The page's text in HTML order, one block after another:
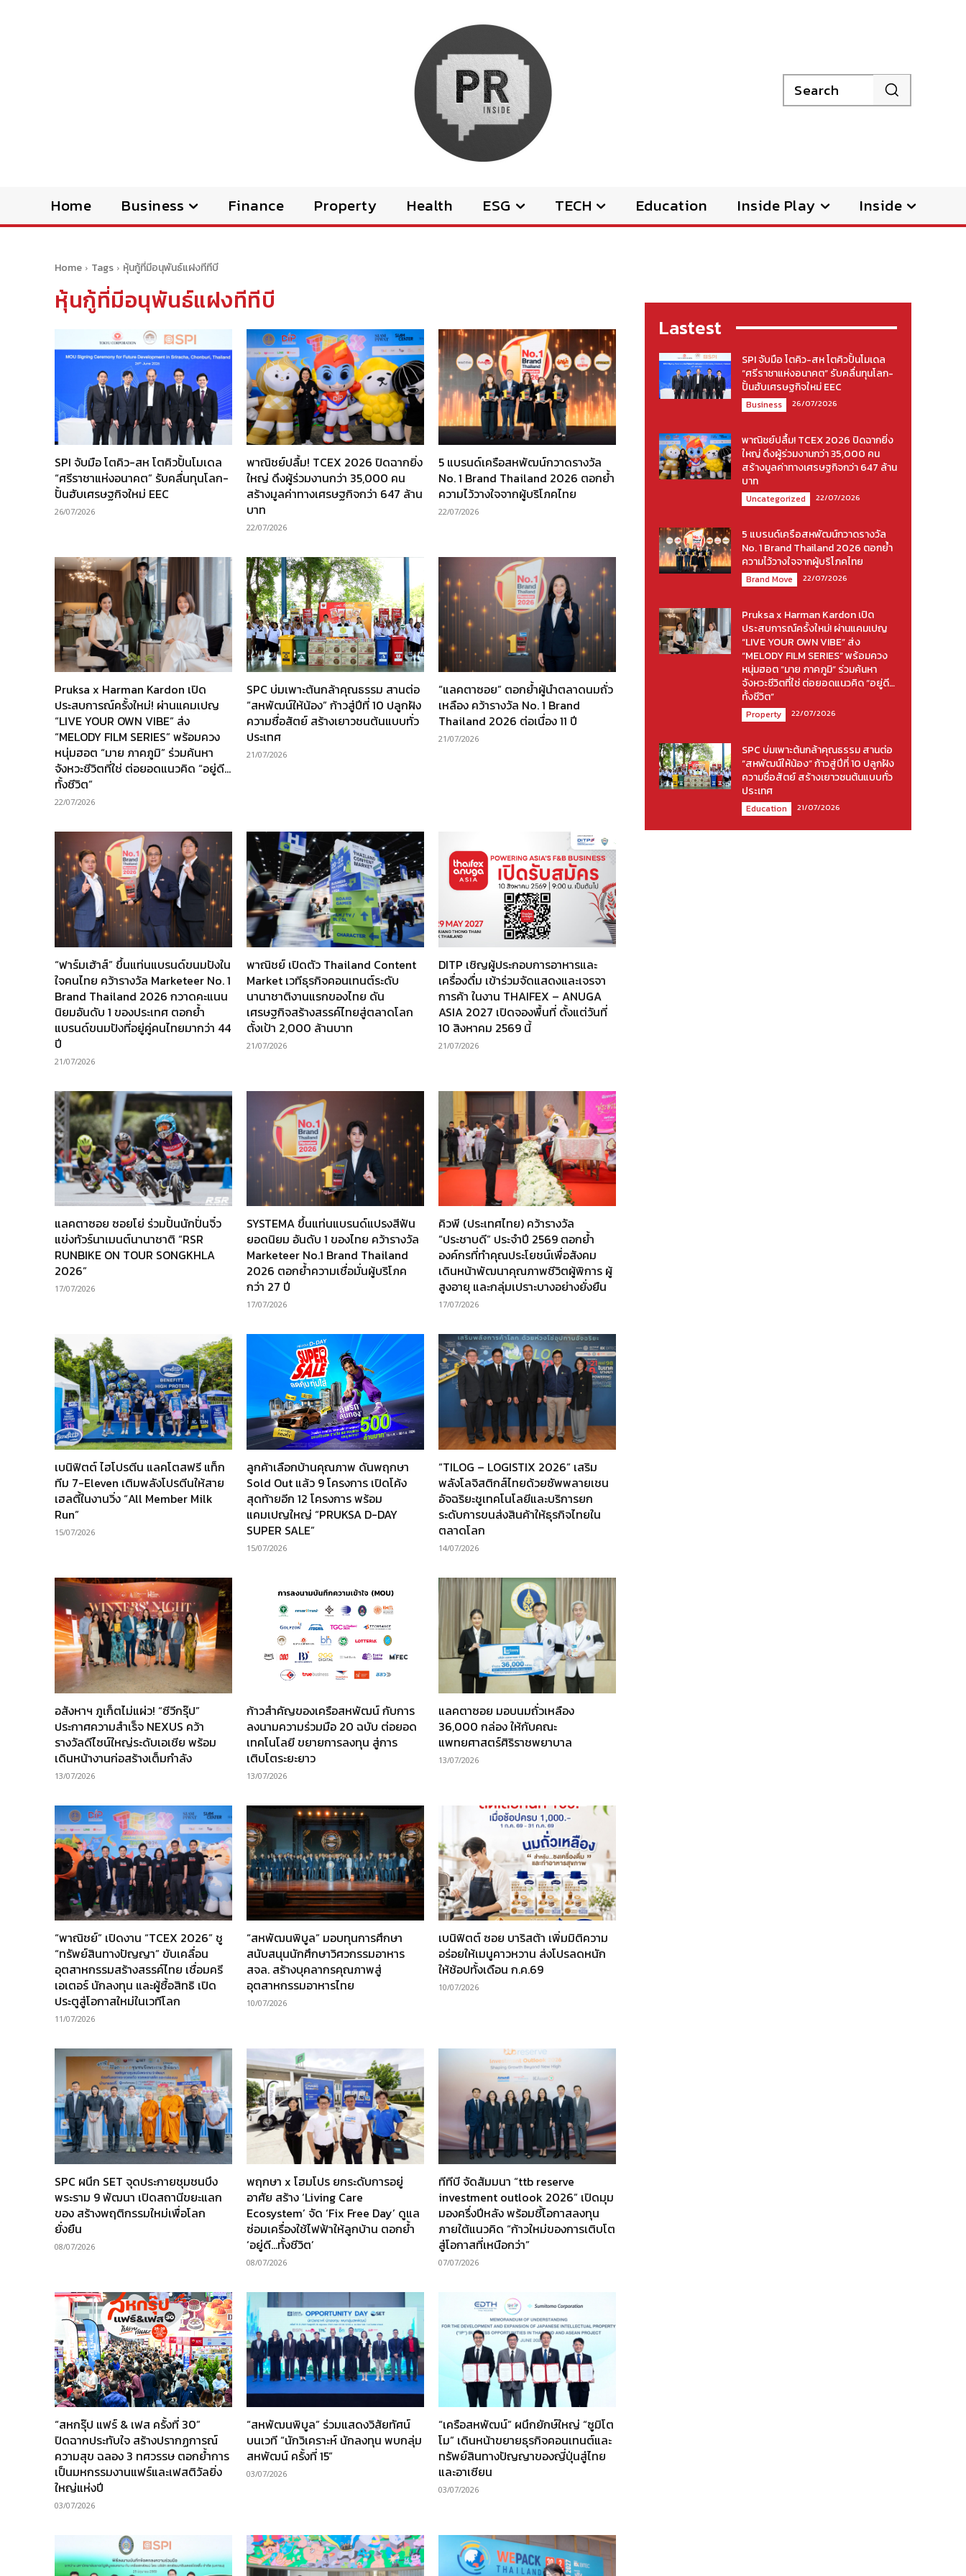
Search
Home Business Finance Property Health ESG TECH Education Inside Play Inside
Home Tags หุ้นกู้ที่มีอนุพันธ์แฝงทีทีบี
หุ้นกู้ที่มีอนุพันธ์แฝงทีทีบี
SPI จับมือ โตคิว-สห โตคิวปั้นโมเดล
“ศรีราชาแห่งอนาคต” รับคลื่นทุนโลก-
ปั้นฮับเศรษฐกิจใหม่ EEC
26/07/2026
พาณิชย์ปลื้ม! TCEX 2026 ปิดฉากยิ่ง
ใหญ่ ดึงผู้ร่วมงานกว่า 35,000 คน
สร้างมูลค่าทางเศรษฐกิจกว่า 647 ล้าน
บาท
22/07/2026
5 แบรนด์เครือสหพัฒน์กวาดรางวัล
No. 1 Brand Thailand 2026 ตอกย้ำ
ความไว้วางใจจากผู้บริโภคไทย
22/07/2026
Pruksa x Harman Kardon เปิด
ประสบการณ์ครั้งใหม่! ผ่านแคมเปญ
“LIVE YOUR OWN VIBE” ส่ง
“MELODY FILM SERIES” พร้อมควง
หนุ่มฮอต “มาย ภาคภูมิ” ร่วมค้นหา
จังหวะชีวิตที่ใช่ ต่อยอดแนวคิด “อยู่ดี…
ทั้งชีวิต”
22/07/2026
SPC บ่มเพาะต้นกล้าคุณธรรม สานต่อ
“สหพัฒน์ให้น้อง” ก้าวสู่ปีที่ 10 ปลูกฝัง
ความซื่อสัตย์ สร้างเยาวชนต้นแบบทั่ว
ประเทศ
21/07/2026
“แลคตาซอย” ตอกย้ำผู้นำตลาดนมถั่ว
เหลือง คว้ารางวัล No. 1 Brand
Thailand 2026 ต่อเนื่อง 11 ปี
21/07/2026
“ฟาร์มเฮ้าส์” ขึ้นแท่นแบรนด์ขนมปังใน
ใจคนไทย คว้ารางวัล Marketeer No. 1
Brand Thailand 2026 กวาดคะแนน
นิยมอันดับ 1 ของประเทศ ตอกย้ำ
แบรนด์ขนมปังที่อยู่คู่คนไทยมากว่า 44
ปี
21/07/2026
พาณิชย์ เปิดตัว Thailand Content
Market เวทีธุรกิจคอนเทนต์ระดับ
นานาชาติงานแรกของไทย ดัน
เศรษฐกิจสร้างสรรค์ไทยสู่ตลาดโลก
ตั้งเป้า 2,000 ล้านบาท
21/07/2026
DITP เชิญผู้ประกอบการอาหารและ
เครื่องดื่ม เข้าร่วมจัดแสดงและเจรจา
การค้า ในงาน THAIFEX – ANUGA
ASIA 2027 เปิดจองพื้นที่ ตั้งแต่วันที่
10 สิงหาคม 2569 นี้
21/07/2026
แลคตาซอย ซอยโย่ ร่วมปั้นนักปั่นจิ๋ว
แข่งทัวร์นาเมนต์นานาชาติ “RSR
RUNBIKE ON TOUR SONGKHLA
2026”
17/07/2026
SYSTEMA ขึ้นแท่นแบรนด์แปรงสีฟัน
ยอดนิยม อันดับ 1 ของไทย คว้ารางวัล
Marketeer No.1 Brand Thailand
2026 ตอกย้ำความเชื่อมั่นผู้บริโภค
กว่า 27 ปี
17/07/2026
คิวพี (ประเทศไทย) คว้ารางวัล
“ประชาบดี” ประจำปี 2569 ตอกย้ำ
องค์กรที่ทำคุณประโยชน์เพื่อสังคม
เดินหน้าพัฒนาคุณภาพชีวิตผู้พิการ ผู้
สูงอายุ และกลุ่มเปราะบางอย่างยั่งยืน
17/07/2026
เบนิฟิตต์ ไฮโปรตีน แลคโตสฟรี แท็ก
ทีม 7-Eleven เติมพลังโปรตีนให้สาย
เฮลตี้ในงานวิ่ง “All Member Milk
Run”
15/07/2026
ลูกค้าเลือกบ้านคุณภาพ ดันพฤกษา
Sold Out แล้ว 9 โครงการ เปิดโค้ง
สุดท้ายอีก 12 โครงการ พร้อม
แคมเปญใหญ่ “PRUKSA D-DAY
SUPER SALE”
15/07/2026
“TILOG – LOGISTIX 2026” เสริม
พลังโลจิสติกส์ไทยด้วยซัพพลายเชน
อัจฉริยะชูเทคโนโลยีและบริการยก
ระดับการขนส่งสินค้าให้ธุรกิจไทยใน
ตลาดโลก
14/07/2026
อสังหาฯ ภูเก็ตไม่แผ่ว! “ซีวีกรุ๊ป”
ประกาศความสำเร็จ NEXUS คว้า
รางวัลดีไซน์ใหญ่ระดับเอเชีย พร้อม
เดินหน้างานก่อสร้างเต็มกำลัง
13/07/2026
ก้าวสำคัญของเครือสหพัฒน์ กับการ
ลงนามความร่วมมือ 20 ฉบับ ต่อยอด
เทคโนโลยี ขยายการลงทุน สู่การ
เติบโตระยะยาว
13/07/2026
แลคตาซอย มอบนมถั่วเหลือง
36,000 กล่อง ให้กับคณะ
แพทยศาสตร์ศิริราชพยาบาล
13/07/2026
“พาณิชย์” เปิดงาน “TCEX 2026” ชู
“ทรัพย์สินทางปัญญา” ขับเคลื่อน
อุตสาหกรรมสร้างสรรค์ไทย เชื่อมครี
เอเตอร์ นักลงทุน และผู้ซื้อสิทธิ เปิด
ประตูสู่โอกาสใหม่ในเวทีโลก
11/07/2026
“สหพัฒนพิบูล” มอบทุนการศึกษา
สนับสนุนนักศึกษาวิศวกรรมอาหาร
สจล. สร้างบุคลากรคุณภาพสู่
อุตสาหกรรมอาหารไทย
10/07/2026
เบนิฟิตต์ ซอย บาริสต้า เพิ่มมิติความ
อร่อยให้เมนูคาวหวาน ส่งโปรลดหนัก
ให้ช้อปทั้งเดือน ก.ค.69
10/07/2026
SPC ผนึก SET จุดประกายชุมชนบึง
พระราม 9 พัฒนา เปิดสถานีขยะแลก
ของ สร้างพฤติกรรมใหม่เพื่อโลก
ยั่งยืน
08/07/2026
พฤกษา x โฮมโปร ยกระดับการอยู่
อาศัย สร้าง ‘Living Care
Ecosystem’ จัด ‘Fix Free Day’ ดูแล
ซ่อมเครื่องใช้ไฟฟ้าให้ลูกบ้าน ตอกย้ำ
‘อยู่ดี…ทั้งชีวิต’
08/07/2026
ทีทีบี จัดสัมมนา “ttb reserve
investment outlook 2026” เปิดมุม
มองครึ่งปีหลัง พร้อมชี้โอกาสลงทุน
ภายใต้แนวคิด “ก้าวใหม่ของการเติบโต
สู่โอกาสที่เหนือกว่า”
07/07/2026
“สหกรุ๊ป แฟร์ & เฟส ครั้งที่ 30”
ปิดฉากประทับใจ สร้างปรากฏการณ์
ความสุข ฉลอง 3 ทศวรรษ ตอกย้ำการ
เป็นมหกรรมงานแฟร์และเฟสติวัลยิ่ง
ใหญ่แห่งปี
03/07/2026
“สหพัฒนพิบูล” ร่วมแสดงวิสัยทัศน์
บนเวที “นักวิเคราะห์ นักลงทุน พบกลุ่ม
สหพัฒน์ ครั้งที่ 15”
03/07/2026
“เครือสหพัฒน์” ผนึกยักษ์ใหญ่ “ซูมิโต
โม” เดินหน้าขยายธุรกิจคอนเทนต์และ
ทรัพย์สินทางปัญญาของญี่ปุ่นสู่ไทย
และอาเซียน
03/07/2026
Lastest
SPI จับมือ โตคิว-สห โตคิวปั้นโมเดล
“ศรีราชาแห่งอนาคต” รับคลื่นทุนโลก-
ปั้นฮับเศรษฐกิจใหม่ EEC
Business 26/07/2026
พาณิชย์ปลื้ม! TCEX 2026 ปิดฉากยิ่ง
ใหญ่ ดึงผู้ร่วมงานกว่า 35,000 คน
สร้างมูลค่าทางเศรษฐกิจกว่า 647 ล้าน
บาท
Uncategorized 22/07/2026
5 แบรนด์เครือสหพัฒน์กวาดรางวัล
No. 1 Brand Thailand 2026 ตอกย้ำ
ความไว้วางใจจากผู้บริโภคไทย
Brand Move 22/07/2026
Pruksa x Harman Kardon เปิด
ประสบการณ์ครั้งใหม่! ผ่านแคมเปญ
“LIVE YOUR OWN VIBE” ส่ง
“MELODY FILM SERIES” พร้อมควง
หนุ่มฮอต “มาย ภาคภูมิ” ร่วมค้นหา
จังหวะชีวิตที่ใช่ ต่อยอดแนวคิด “อยู่ดี…
ทั้งชีวิต”
Property 22/07/2026
SPC บ่มเพาะต้นกล้าคุณธรรม สานต่อ
“สหพัฒน์ให้น้อง” ก้าวสู่ปีที่ 10 ปลูกฝัง
ความซื่อสัตย์ สร้างเยาวชนต้นแบบทั่ว
ประเทศ
Education 21/07/2026